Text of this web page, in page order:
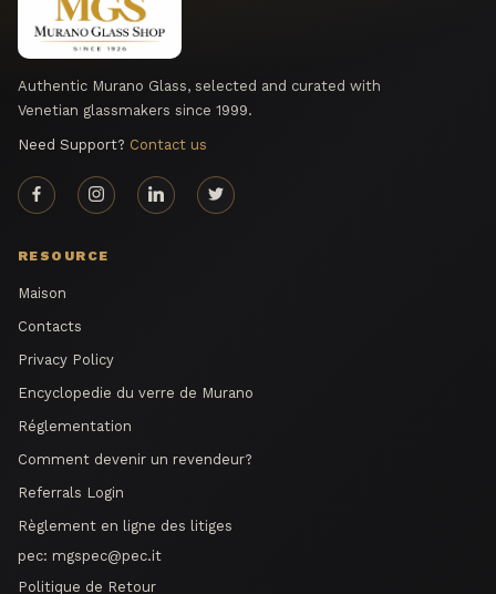
Authentic Murano Glass, selected and curated with
Venetian glassmakers since 1999.
Need Support? Contact us
RESOURCE
Maison
Contacts
Privacy Policy
Encyclopedie du verre de Murano
Réglementation
Comment devenir un revendeur?
Referrals Login
Règlement en ligne des litiges
pec: mgspec@pec.it
Politique de Retour